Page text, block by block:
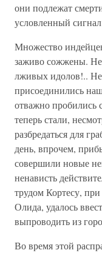
они подлежат
условленный
Множество
заживо сожжены.
лживых идолов!..
присоединились
отважно пробились
теперь стали,
разбредаться для
день, впрочем,
совершили новые
ненависть
трудом Кортесу,
Олида, удалось
выпроводить из
Во время этой